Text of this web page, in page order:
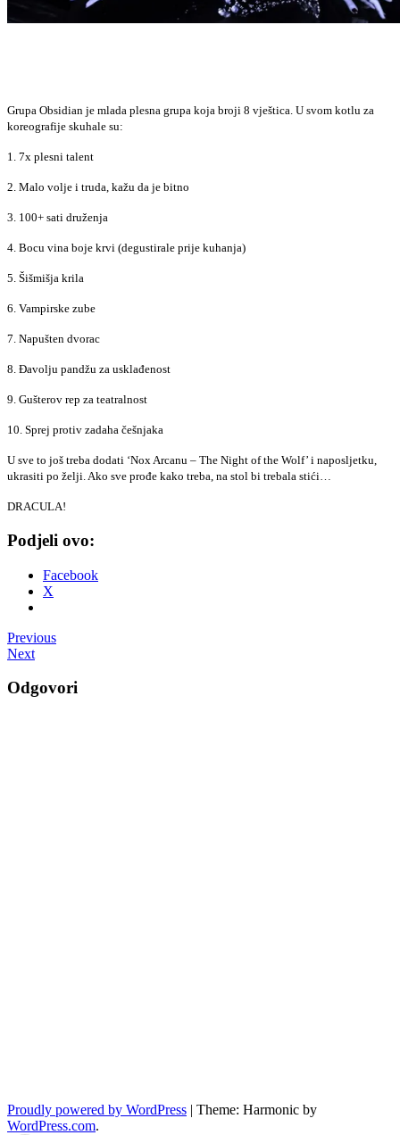
Grupa Obsidian je mlada plesna grupa koja broji 8 vještica. U svom kotlu za
koreografije skuhale su:
1. 7x plesni talent
2. Malo volje i truda, kažu da je bitno
3. 100+ sati druženja
4. Bocu vina boje krvi (degustirale prije kuhanja)
5. Šišmišja krila
6. Vampirske zube
7. Napušten dvorac
8. Đavolju pandžu za usklađenost
9. Gušterov rep za teatralnost
10. Sprej protiv zadaha češnjaka
U sve to još treba dodati ‘Nox Arcanu – The Night of the Wolf’ i naposljetku,
ukrasiti po želji. Ako sve prođe kako treba, na stol bi trebala stići…
DRACULA!
Podjeli ovo:
Facebook
X
Post
navigation
Previous
Next
Odgovori
Proudly powered by WordPress | Theme: Harmonic by
WordPress.com.